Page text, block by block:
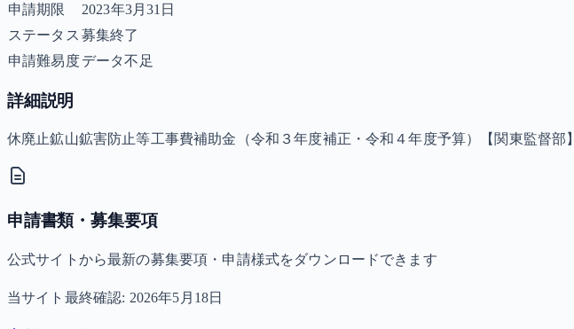
申請期限
2023年3月31日
ステータス 募集終了
申請難易度データ不足
詳細説明
休廃止鉱山鉱害防止等工事費補助金（令和３年度補正・令和４年度予算）【関東監督部】
申請書類・募集要項
公式サイトから最新の募集要項・申請様式をダウンロードできます
当サイト最終確認: 2026年5月18日